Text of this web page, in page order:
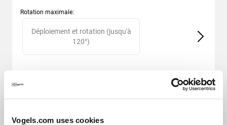
Vogels.com uses cookies
Rotation maximale:
Slide 1 of 2
Déploiement et rotation (jusqu'à
120°)
Correspondant à la sélection
319.00 CHF